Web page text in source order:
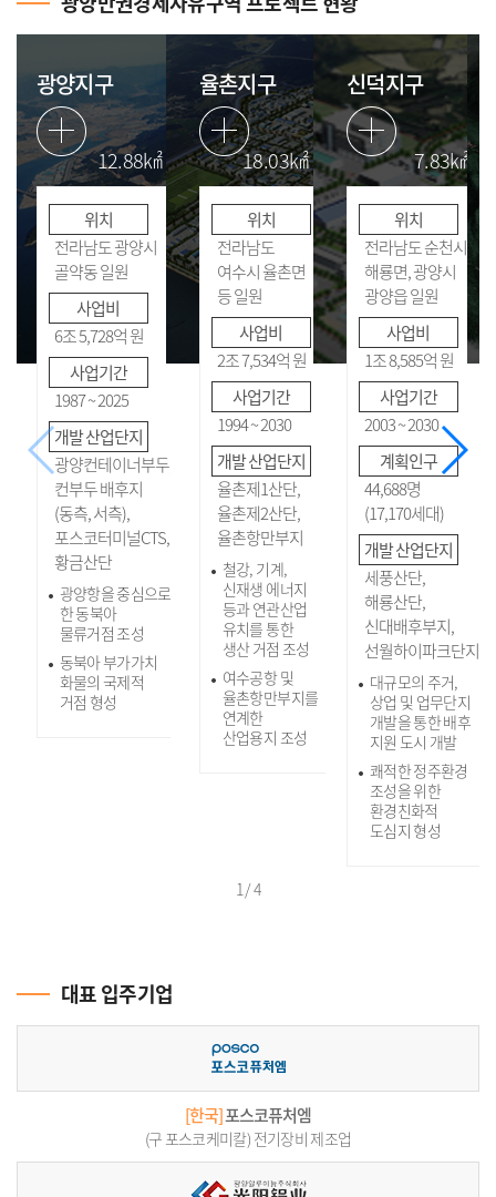
광양지구
12.88㎢
위치
전라남도 광양시
골약동 일원
사업비
6조 5,728억 원
사업기간
1987 ~ 2025
개발 산업단지
광양컨테이너부두,
컨부두 배후지
(동측, 서측),
포스코터미널CTS,
황금산단
광양항을 중심으로
한 동북아
물류거점 조성
동북아 부가가치
화물의 국제적
거점 형성
율촌지구
18.03㎢
위치
전라남도
여수시 율촌면
등 일원
사업비
2조 7,534억 원
사업기간
1994 ~ 2030
개발 산업단지
율촌제1산단,
율촌제2산단,
율촌항만부지
철강, 기계,
신재생 에너지
등과 연관산업
유치를 통한
생산 거점 조성
여수공항 및
율촌항만부지를
연계한
산업용지 조성
신덕지구
7.83㎢
위치
전라남도 순천시
해룡면, 광양시
광양읍 일원
사업비
1조 8,585억 원
사업기간
2003 ~ 2030
계획인구
44,688명
(17,170세대)
개발 산업단지
세풍산단,
해룡산단,
신대배후부지,
선월하이파크단지
대규모의 주거,
상업 및 업무단지
개발을 통한 배후
지원 도시 개발
쾌적한 정주환경
조성을 위한
환경친화적
도심지 형성
1 /4
대표 입주기업
[한국]포스코퓨처엠
(구 포스코케미칼) 전기장비 제조업